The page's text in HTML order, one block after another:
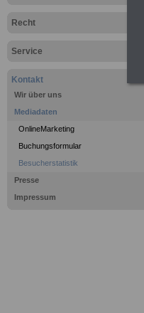
Recht
Service
Kontakt
Wir über uns
Mediadaten
OnlineMarketing
Buchungsformular
Besucherstatistik
Presse
Impressum